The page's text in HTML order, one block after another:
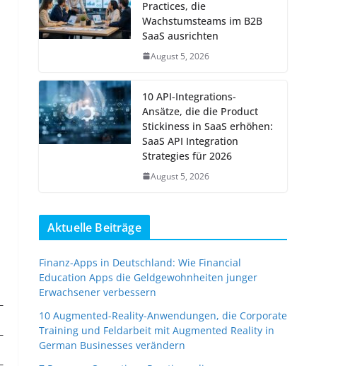
Practices, die
Wachstumsteams im B2B
SaaS ausrichten
August 5, 2026
10 API-Integrations-
Ansätze, die die Product
Stickiness in SaaS erhöhen:
SaaS API Integration
Strategies für 2026
August 5, 2026
Aktuelle Beiträge
Finanz-Apps in Deutschland: Wie Financial
Education Apps die Geldgewohnheiten junger
Erwachsener verbessern
10 Augmented-Reality-Anwendungen, die Corporate
Training und Feldarbeit mit Augmented Reality in
German Businesses verändern